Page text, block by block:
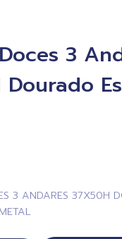
3
3 ANDARES 37X50H